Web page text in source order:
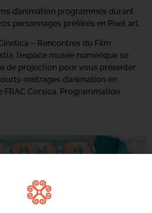
d’animation programmés durant
personnages préférés en Pixel art.
– Rencontres du Film
l’espace musée numérique se
de projection pour vous présenter
métrages d’animation en
FRAC Corsica. Programmation